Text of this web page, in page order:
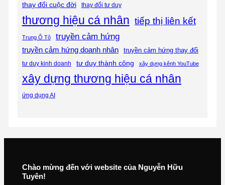
thay đổi cuộc đời thay đổi tư duy
thương hiệu cá nhân tiếp thị liên kết
Trung Ô Tô truyền cảm hứng
truyền cảm hứng doanh nhân truyền cảm hứng thay đổi
tư duy kinh doanh tư duy thành công xây dựng kênh YouTube
xây dựng thương hiệu cá nhân
ứng dụng AI
Chào mừng đến với website của Nguyễn Hữu
Tuyên!